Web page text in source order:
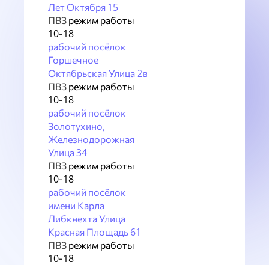
Лет Октября 15
ПВЗ режим работы
10-18
рабочий посёлок
Горшечное
Октябрьская Улица 2в
ПВЗ режим работы
10-18
рабочий посёлок
Золотухино,
Железнодорожная
Улица 34
ПВЗ режим работы
10-18
рабочий посёлок
имени Карла
Либкнехта Улица
Красная Площадь 61
ПВЗ режим работы
10-18